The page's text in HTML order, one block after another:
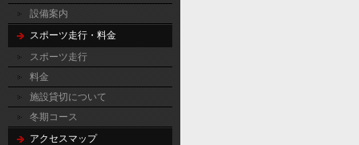
設備案内
スポーツ走行・料金
スポーツ走行
料金
施設貸切について
冬期コース
アクセスマップ